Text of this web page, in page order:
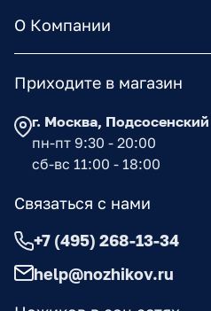
О Компании
Приходите в магазин
г. Москва,
пн-пт 9:30 - 20:00
сб-вс 11:00 - 18:00
Связаться с нами
+7 (495) 268-13-34
help@nozhikov.ru